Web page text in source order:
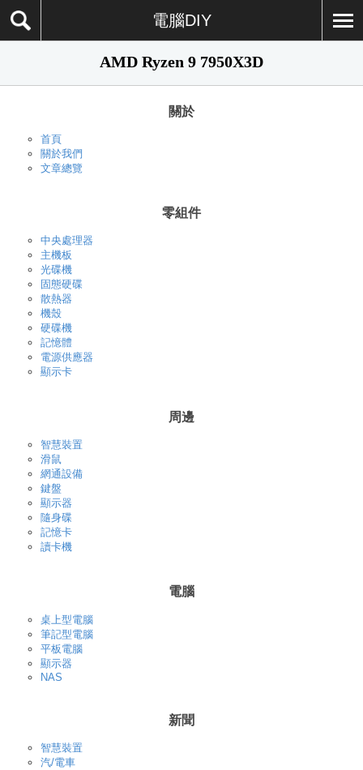
電腦DIY
AMD Ryzen 9 7950X3D
關於
首頁
關於我們
文章總覽
零組件
中央處理器
主機板
光碟機
固態硬碟
散熱器
機殼
硬碟機
記憶體
電源供應器
顯示卡
周邊
智慧裝置
滑鼠
網通設備
鍵盤
顯示器
隨身碟
記憶卡
讀卡機
電腦
桌上型電腦
筆記型電腦
平板電腦
顯示器
NAS
新聞
智慧裝置
汽/電車